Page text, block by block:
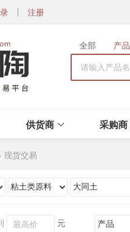
注册
全部 产品
供货商 采购商
现货交易
元